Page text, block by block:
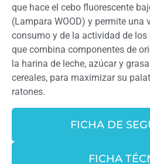
que hace el cebo fluorescente
(Lampara WOOD) y permite una
consumo y de la actividad de los
que combina componentes de
la harina de leche, azúcar y
cereales, para maximizar su
ratones.
FICHA DE
FICHA